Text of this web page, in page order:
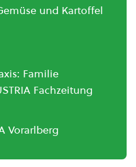
und Kartoffel
Familie
Fachzeitung
Vorarlberg